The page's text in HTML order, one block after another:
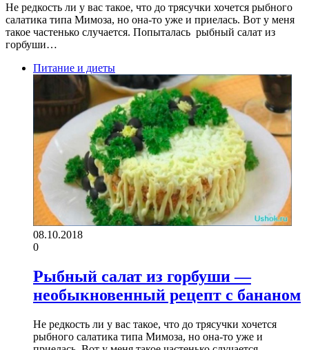
Не редкость ли у вас такое, что до трясучки хочется рыбного
салатика типа Мимоза, но она-то уже и приелась. Вот у меня
такое частенько случается. Попыталась рыбный салат из
горбуши…
Питание и диеты
08.10.2018
0
Рыбный салат из горбуши —
необыкновенный рецепт с бананом
Не редкость ли у вас такое, что до трясучки хочется
рыбного салатика типа Мимоза, но она-то уже и